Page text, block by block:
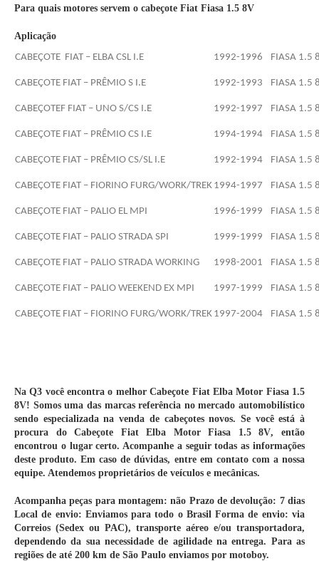
Para quais motores servem o cabeçote Fiat Fiasa 1.5 8V
Aplicação
CABEÇOTE FIAT – ELBA CSL I.E
1992-1996 FIASA 1.5
CABEÇOTE FIAT – PRÊMIO S I.E 1992-1993 FIASA 1.5
CABEÇOTEF FIAT – UNO S/CS I.E 1992-1997 FIASA 1.5
CABEÇOTE FIAT – PRÊMIO CS I.E 1994-1994 FIASA 1.5
CABEÇOTE FIAT – PRÊMIO CS/SL I.E 1992-1994 FIASA 1.5
CABEÇOTE FIAT – FIORINO FURG/WORK/TREK 1994-1997 FIASA 1.5
CABEÇOTE FIAT – PALIO EL MPI 1996-1999 FIASA 1.5
CABEÇOTE FIAT – PALIO STRADA SPI 1999-1999 FIASA 1.5
CABEÇOTE FIAT – PALIO STRADA WORKING 1998-2001 FIASA 1.5
CABEÇOTE FIAT – PALIO WEEKEND EX MPI 1997-1999 FIASA 1.5
CABEÇOTE FIAT – FIORINO FURG/WORK/TREK 1997-2004 FIASA 1.5
Na Q3 você encontra o melhorCabeçote Fiat Elba Motor Fiasa 1.5
8V! Somos uma das marcas referência no mercado automobilístico
sendo especializada na venda de cabeçotes novos. Se você está à
procura doCabeçote Fiat Elba Motor Fiasa 1.5 8V, então
encontrou o lugar certo. Acompanhe a seguir todas as informações
deste produto. Em caso de dúvidas, entre em contato com a nossa
equipe. Atendemos proprietários de veículos e mecânicas.
Acompanha peças para montagem: não Prazo de devolução: 7 dias
Local de envio: Enviamos para todo o BrasilForma de envio:via
Correios (Sedex ou PAC), transporte aéreo e/ou transportadora,
dependendo da sua necessidade de agilidade na entrega. Para as
regiões de até 200 km de São Paulo enviamos por motoboy.